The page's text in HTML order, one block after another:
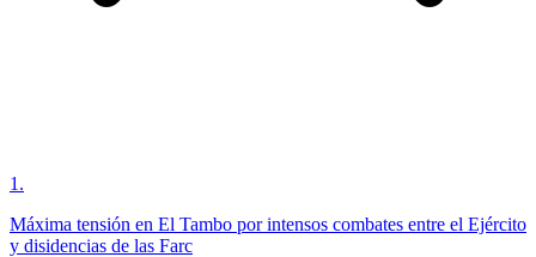
1 .
Máxima tensión en El Tambo por intensos combates entre el Ejército
y disidencias de las Farc